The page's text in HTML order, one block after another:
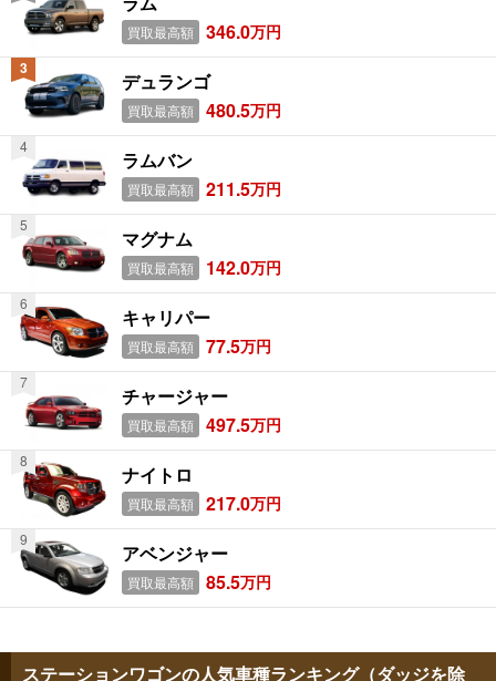
買取最高額 346.0万円
デュランゴ
買取最高額 480.5万円
ラムバン
買取最高額 211.5万円
マグナム
買取最高額 142.0万円
キャリパー
買取最高額 77.5万円
チャージャー
買取最高額 497.5万円
ナイトロ
買取最高額 217.0万円
アベンジャー
買取最高額 85.5万円
ステーションワゴンの人気車種ランキング（ダッジを除